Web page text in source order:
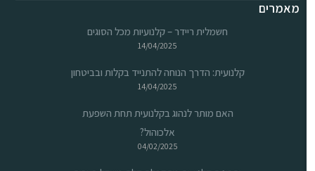
מאמרים
חשמלית ריידר – קלנועיות מכל הסוגים
14/04/2025
קלנועית: הדרך הנוחה להתנייד בקלות ובביטחון
14/04/2025
האם מותר לנהוג בקלנועית תחת השפעת
אלכוהול?
04/02/2025